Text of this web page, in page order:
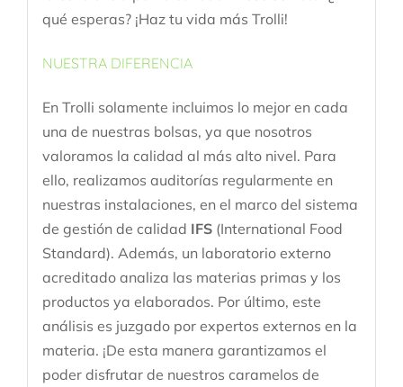
qué esperas? ¡Haz tu vida más Trolli!
NUESTRA DIFERENCIA
En Trolli solamente incluimos lo mejor en cada
una de nuestras bolsas, ya que nosotros
valoramos la calidad al más alto nivel. Para
ello, realizamos auditorías regularmente en
nuestras instalaciones, en el marco del sistema
de gestión de calidad IFS(International Food
Standard). Además, un laboratorio externo
acreditado analiza las materias primas y los
productos ya elaborados. Por último, este
análisis es juzgado por expertos externos en la
materia. ¡De esta manera garantizamos el
poder disfrutar de nuestros caramelos de